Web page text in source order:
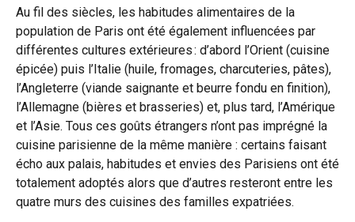
Au fil des siècles, les habitudes alimentaires de la
population de Paris ont été également influencées par
différentes cultures extérieures : d’abord l’Orient (cuisine
épicée) puis l’Italie (huile, fromages, charcuteries, pâtes),
l’Angleterre (viande saignante et beurre fondu en finition),
l’Allemagne (bières et brasseries) et, plus tard, l’Amérique
et l’Asie. Tous ces goûts étrangers n’ont pas imprégné la
cuisine parisienne de la même manière : certains faisant
écho aux palais, habitudes et envies des Parisiens ont été
totalement adoptés alors que d’autres resteront entre les
quatre murs des cuisines des familles expatriées.